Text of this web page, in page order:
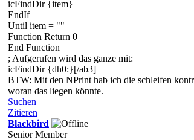
icFindDir {item}
EndIf
Until item = ""
Function Return 0
End Function
; Aufgerufen wird das ganze mit:
icFindDir {dh0:}[/ab3]
BTW: Mit den NPrint hab ich die schleifen
woran das liegen könnte.
Suchen
Zitieren
Blackbird
Senior Member